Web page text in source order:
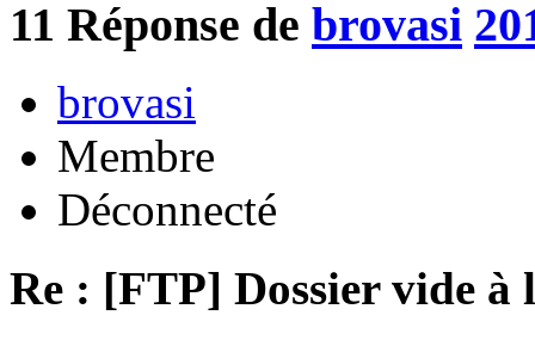
11 Réponse de brovasi
brovasi
Membre
Déconnecté
Re : [FTP] Dossier vide à